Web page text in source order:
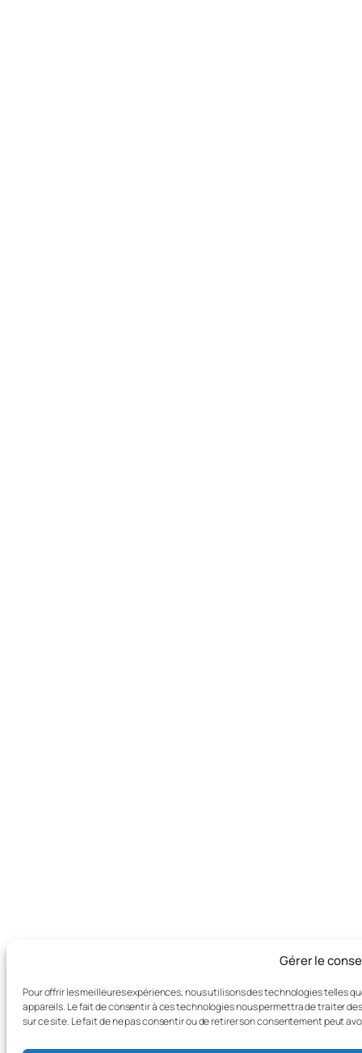
Gérer le
Pour offrir les meilleures expériences, nous utilisons des technologies telles
appareils. Le fait de consentir à ces technologies nous permettra de traiter
sur ce site. Le fait de ne pas consentir ou de retirer son consentement peut